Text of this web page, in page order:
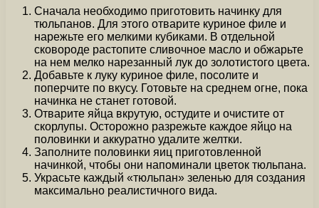
Сначала необходимо приготовить начинку для
тюльпанов. Для этого отварите куриное филе и
нарежьте его мелкими кубиками. В отдельной
сковороде растопите сливочное масло и обжарьте
на нем мелко нарезанный лук до золотистого цвета.
Добавьте к луку куриное филе, посолите и
поперчите по вкусу. Готовьте на среднем огне, пока
начинка не станет готовой.
Отварите яйца вкрутую, остудите и очистите от
скорлупы. Осторожно разрежьте каждое яйцо на
половинки и аккуратно удалите желтки.
Заполните половинки яиц приготовленной
начинкой, чтобы они напоминали цветок тюльпана.
Украсьте каждый «тюльпан» зеленью для создания
максимально реалистичного вида.